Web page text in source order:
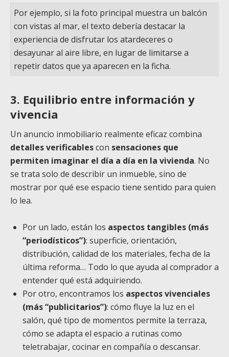
Por ejemplo, si la foto principal muestra un balcón
con vistas al mar, el texto debería destacar la
experiencia de disfrutar los atardeceres o
desayunar al aire libre, en lugar de limitarse a
repetir datos que ya aparecen en la ficha.
3. Equilibrio entre información y
vivencia
Un anuncio inmobiliario realmente eficaz combina
detalles verificablescon sensaciones que
permiten imaginar el día a día en la vivienda. No
se trata solo de describir un inmueble, sino de
mostrar por qué ese espacio tiene sentido para quien
lo lea.
Por un lado, están los aspectos tangibles (más
“periodísticos”): superficie, orientación,
distribución, calidad de los materiales, fecha de la
última reforma… Todo lo que ayuda al comprador a
entender qué está adquiriendo.
Por otro, encontramos los aspectos vivenciales
(más “publicitarios”): cómo fluye la luz en el
salón, qué tipo de momentos permite la terraza,
cómo se adapta el espacio a rutinas como
teletrabajar, cocinar en compañía o descansar.